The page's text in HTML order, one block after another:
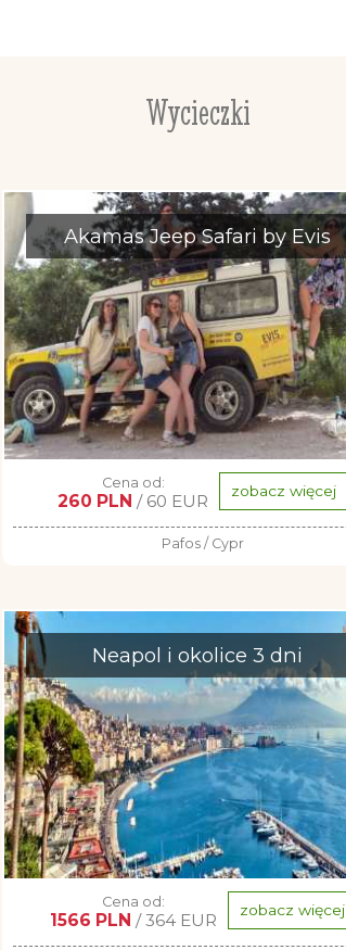
Wycieczki
Akamas Jeep Safari by Evis
Cena od:
260 PLN / 60 EUR zobacz więcej
Pafos / Cypr
Neapol i okolice 3 dni
Cena od:
1566 PLN / 364 EUR zobacz więcej